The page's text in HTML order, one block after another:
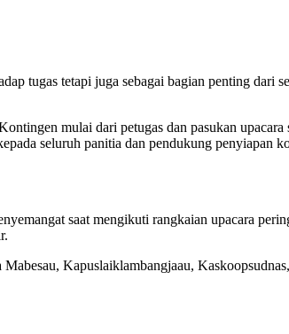
tugas tetapi juga sebagai bagian penting dari
mulai dari petugas dan pasukan
seluruh panitia dan pendukung penyiapan
saat mengikuti rangkaian upacara
Kapuslaiklambangjaau,